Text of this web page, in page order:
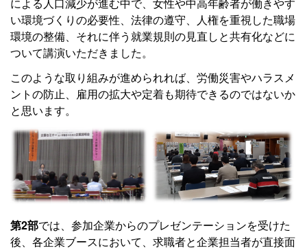
い環境づくりの必要性、法律の遵守、人権を重視した職場
環境の整備、それに伴う就業規則の見直しと共有化などに
ついて講演いただきました。
このような取り組みが進められれば、労働災害やハラスメ
ントの防止、雇用の拡大や定着も期待できるのではないか
と思います。
第2部では、参加企業からのプレゼンテーションを受けた
後、各企業ブースにおいて、求職者と企業担当者が直接面